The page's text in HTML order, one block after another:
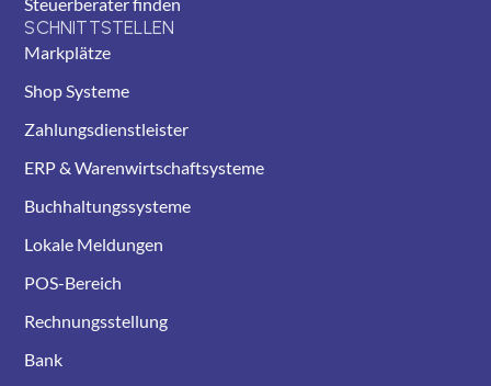
Steuerberater finden
SCHNITTSTELLEN
Markplätze
Shop Systeme
Zahlungsdienstleister
ERP & Warenwirtschaftsysteme
Buchhaltungssysteme
Lokale Meldungen
POS-Bereich
Rechnungsstellung
Bank